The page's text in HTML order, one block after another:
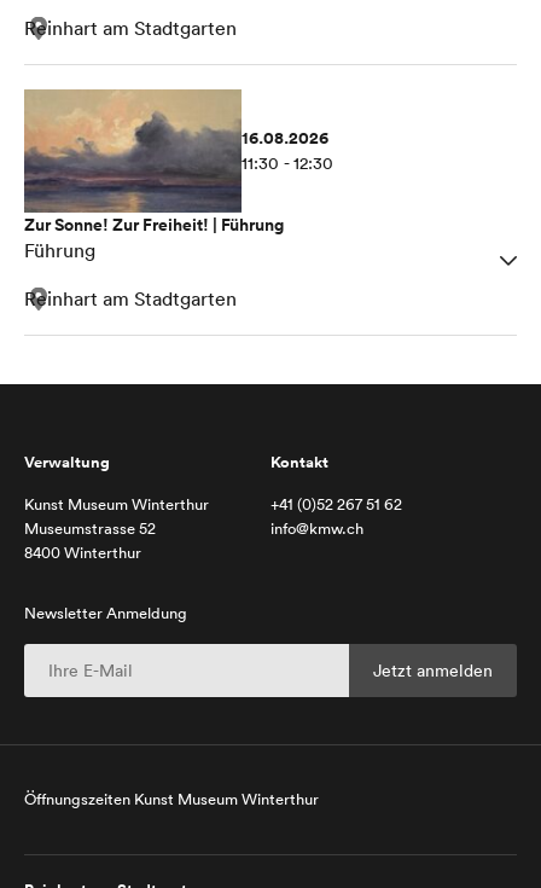
Reinhart am Stadtgarten
16.08.2026
11:30 - 12:30
Zur Sonne! Zur Freiheit! | Führung
Führung
Reinhart am Stadtgarten
Verwaltung
Kunst Museum Winterthur
Museumstrasse 52
8400 Winterthur
Kontakt
+41 (0)52 267 51 62
info@kmw.ch
Newsletter Anmeldung
Öffnungszeiten Kunst Museum Winterthur